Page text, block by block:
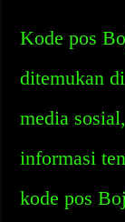
Kode pos
ditemukan
media
informasi
kode pos